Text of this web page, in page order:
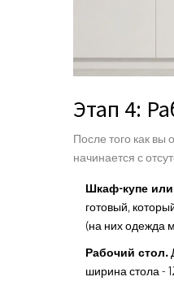
Этап 4:
После того как вы
начинается с
Шкаф-купе или
готовый,
(на них одежда
Рабочий стол.
ширина стола -